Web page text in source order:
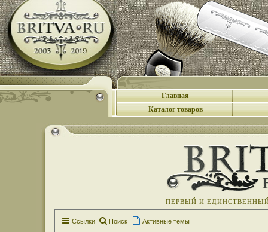
Главная
Каталог товаров
ПЕРВЫЙ И
Ссылки Поиск Активные темы